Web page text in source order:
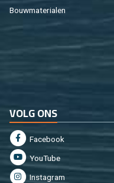
Bouw­ma­te­ri­a­len
VOLG ONS
Fa­cebook
You­Tu­be
In­st­agram